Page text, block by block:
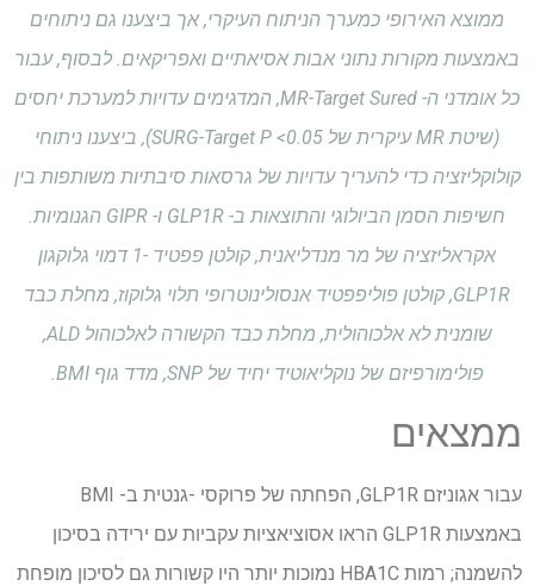
ממוצא האירופי כמערך הניתוח העיקרי, אך ביצענו גם ניתוחים
באמצעות מקורות נתוני אבות אסיאתיים ואפריקאים. לבסוף, עבור
כל אומדני ה- MR-Target Sured, המדגימים עדויות למערכת יחסים
(שיטת MR עיקרית של SURG-Target P <0.05), ביצענו ניתוחי
קולוקליזציה כדי להעריך עדויות של גרסאות סיבתיות משותפות בין
חשיפות הסמן הביולוגי והתוצאות ב- GLP1R ו- GIPR הגנומיות.
אקראליזציה של מר מנדליאנית, קולטן פפטיד -1 דמוי גלוקגון
GLP1R, קולטן פוליפפטיד אנסולינוטרופי תלוי גלוקוז, מחלת כבד
שומנית לא אלכוהולית, מחלת כבד הקשורה לאלכוהול ALD,
פולימורפיזם של נוקליאוטיד יחיד של SNP, מדד גוף BMI.
ממצאים
עבור אגוניזם GLP1R, הפחתה של פרוקסי -גנטית ב- BMI
באמצעות GLP1R הראו אסוציאציות עקביות עם ירידה בסיכון
להשמנה; רמות HBA1C נמוכות יותר היו קשורות גם לסיכון מופחת